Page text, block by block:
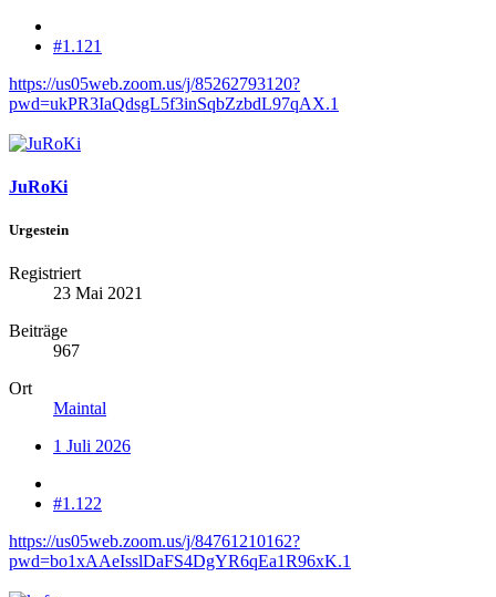
#1.121
https://us05web.zoom.us/j/85262793120?
pwd=ukPR3IaQdsgL5f3inSqbZzbdL97qAX.1
JuRoKi
Urgestein
Registriert
23 Mai 2021
Beiträge
967
Ort
Maintal
1 Juli 2026
#1.122
https://us05web.zoom.us/j/84761210162?
pwd=bo1xAAeIsslDaFS4DgYR6qEa1R96xK.1